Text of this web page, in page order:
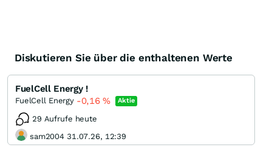
Diskutieren Sie über die enthaltenen Werte
FuelCell Energy !
FuelCell Energy -0,16% Aktie
29 Aufrufe heute
sam2004 31.07.26, 12:39